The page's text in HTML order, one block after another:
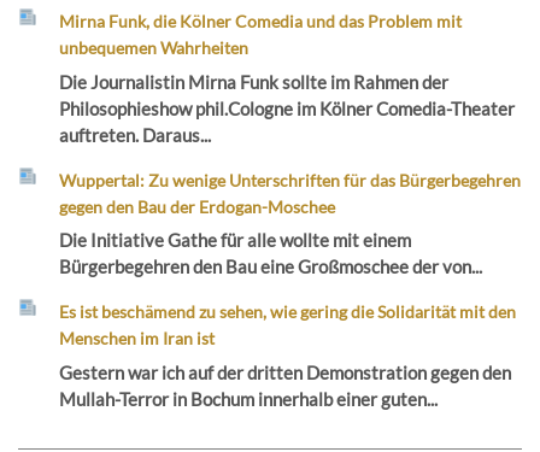
Mirna Funk, die Kölner Comedia und das Problem mit
unbequemen Wahrheiten
Die Journalistin Mirna Funk sollte im Rahmen der
Philosophieshow phil.Cologne im Kölner Comedia-Theater
auftreten. Daraus...
Wuppertal: Zu wenige Unterschriften für das Bürgerbegehren
gegen den Bau der Erdogan-Moschee
Die Initiative Gathe für alle wollte mit einem
Bürgerbegehren den Bau eine Großmoschee der von...
Es ist beschämend zu sehen, wie gering die Solidarität mit den
Menschen im Iran ist
Gestern war ich auf der dritten Demonstration gegen den
Mullah-Terror in Bochum innerhalb einer guten...